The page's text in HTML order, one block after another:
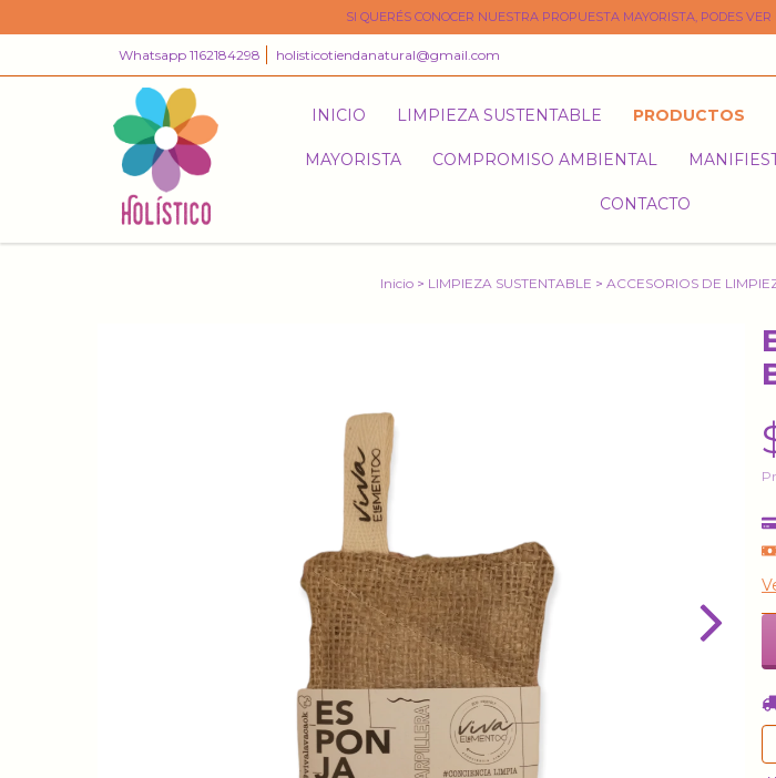
SI QUERÉS CONOCER NUESTRA PROPUESTA MAYORISTA, PODES
Whatsapp 1162184298 holisticotiendanatural@gmail.com
INICIO LIMPIEZA SUSTENTABLE PRODUCTOS
MAYORISTA COMPROMISO AMBIENTAL
CONTACTO
Inicio > LIMPIEZA SUSTENTABLE > ACCESORIOS DE